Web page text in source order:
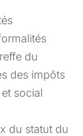
du
des impôts
social
du statut du